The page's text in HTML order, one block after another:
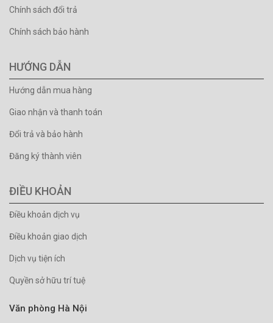
Chính sách đổi trả
Chính sách bảo hành
HƯỚNG DẪN
Hướng dẫn mua hàng
Giao nhận và thanh toán
Đổi trả và bảo hành
Đăng ký thành viên
ĐIỀU KHOẢN
Điều khoản dịch vụ
Điều khoản giao dịch
Dịch vụ tiện ích
Quyền sở hữu trí tuệ
Văn phòng Hà Nội